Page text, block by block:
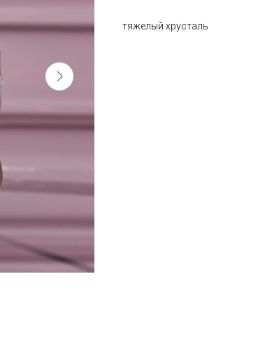
тяжелый хрусталь